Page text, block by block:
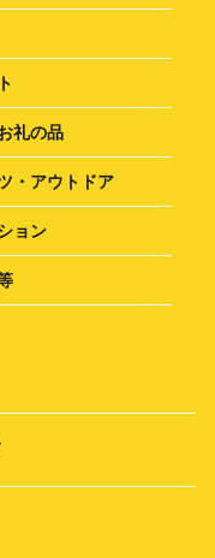
礼の品
・アウトドア
ョン